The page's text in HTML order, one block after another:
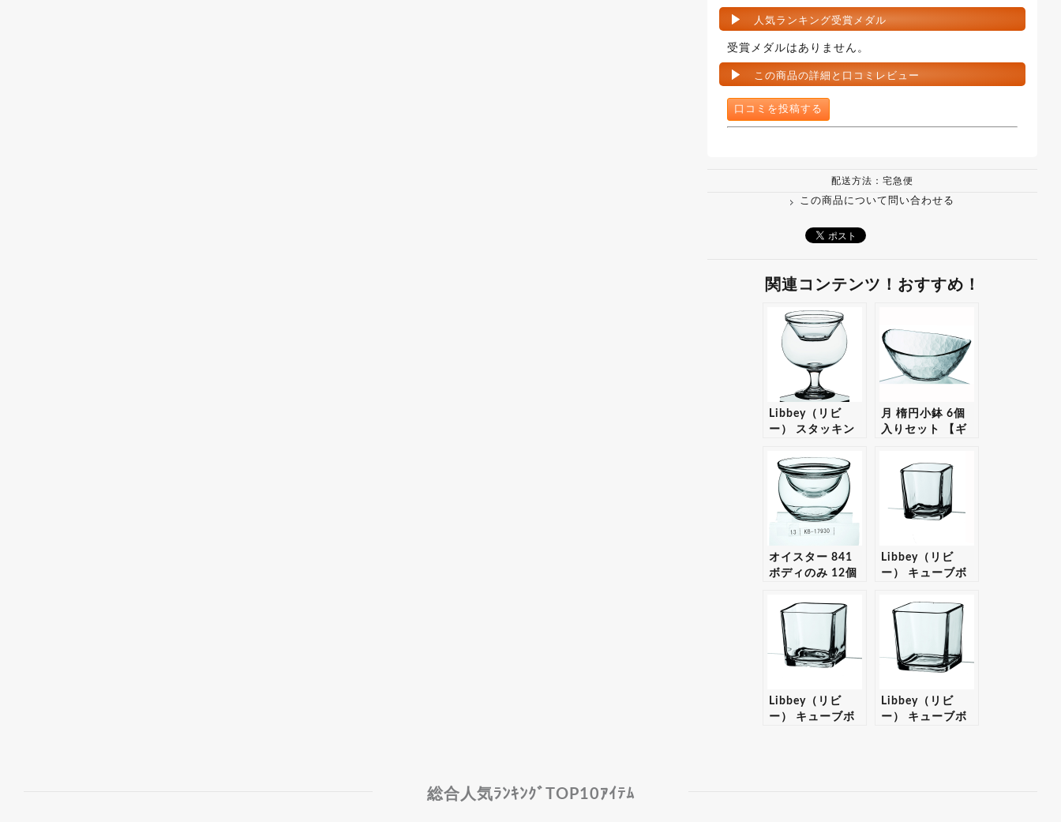
人気ランキング受賞メダル
受賞メダルはありません。
この商品の詳細と口コミレビュー
口コミを投稿する
配送方法：宅急便
この商品について問い合わせる
関連コンテンツ！おすすめ！
Libbey（リビ
ー） スタッキン
入りセット 【ギ
フト・プレゼント
対応可】
月 楕円小鉢 6個
入りセット 【ギ
対応可】
オイスター 841
ボディのみ 12個
フト・プレゼント
対応可】
Libbey（リビ
ー） キューブボ
個入りセット
【ギフト・プレゼ
ント対応可】
Libbey（リビ
ー） キューブボ
Libbey（リビ
ー） キューブボ
総合人気ﾗﾝｷﾝｸﾞTOP10ｱｲﾃﾑ